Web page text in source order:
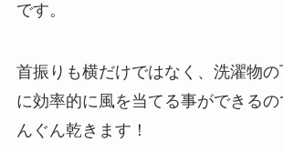
です。
首振りも横だけではなく、洗濯物の
に効率的に風を当てる事ができる
んぐん乾きます！